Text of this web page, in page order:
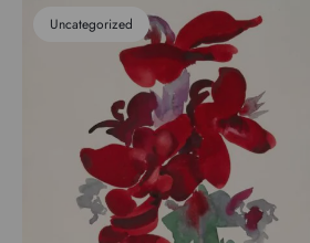
Uncategorized